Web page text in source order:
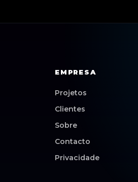
EMPRESA
Projetos
Clientes
Sobre
Contacto
Privacidade